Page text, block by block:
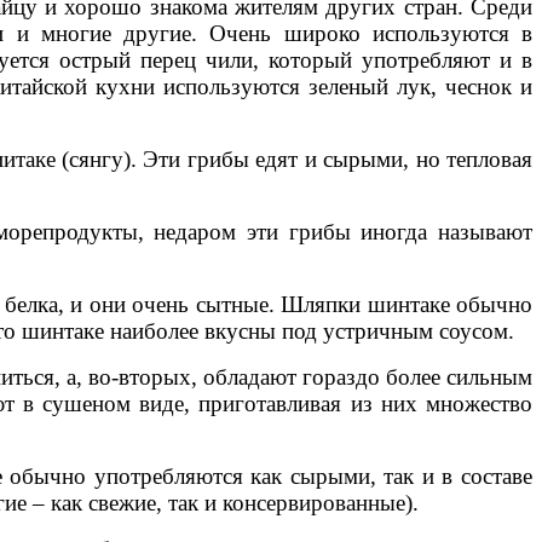
и хорошо знакома жителям других стран. Среди
и многие другие. Очень широко используются в
острый перец чили, который употребляют и в
кухни используются зеленый лук, чеснок и
(сянгу). Эти грибы едят и сырыми, но тепловая
недаром эти грибы иногда называют
и они очень сытные. Шляпки шинтаке обычно
шинтаке наиболее вкусны под устричным соусом.
а, во-вторых, обладают гораздо более сильным
сушеном виде, приготавливая из них множество
употребляются как сырыми, так и в составе
– как свежие, так и консервированные).